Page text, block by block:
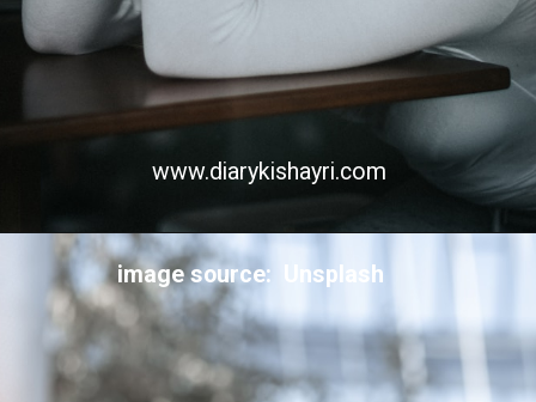
www.diarykishayri.com
image source: Unsplash